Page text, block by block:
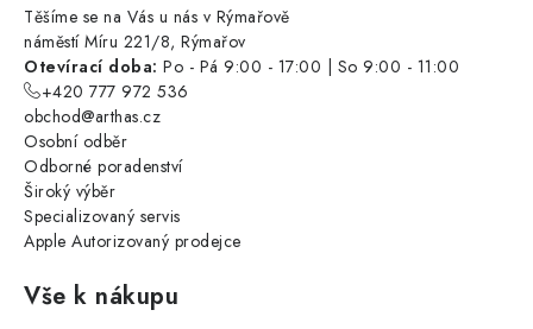
Těšíme se na Vás u nás v Rýmařově
náměstí Míru 221/8, Rýmařov
Otevírací doba: Po - Pá 9:00 - 17:00 | So 9:00 - 11:00
+420 777 972 536
obchod@arthas.cz
Osobní odběr
Odborné poradenství
Široký výběr
Specializovaný servis
Apple Autorizovaný prodejce
Vše k nákupu